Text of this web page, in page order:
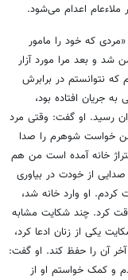
ملاءعام اعدام می‌شود.
که خود را مامور
شد و بعد مرا مورد آزار
نتوانستم در برابرش
جریان افتاده بود،
رسید. او گفت: وقتی مرد
خواست شوهرم را صدا
خانه آمده است من هم
از خودت در بیاوری
او وارد خانه شد،
کرد. چند شکایت مشابه
یکی از زنان ادعا کرد،
آن را حفظ کند. او گفت:
و کمک خواستم او از